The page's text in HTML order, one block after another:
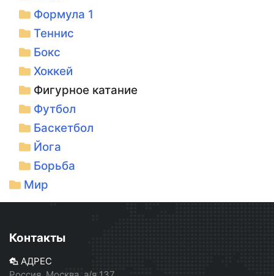
Формула 1
Теннис
Бокс
Хоккей
Фигурное катание
Футбол
Баскетбол
Йога
Борьба
Мир
Контакты
АДРЕС